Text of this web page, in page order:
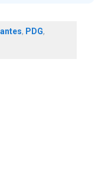
, PDG,